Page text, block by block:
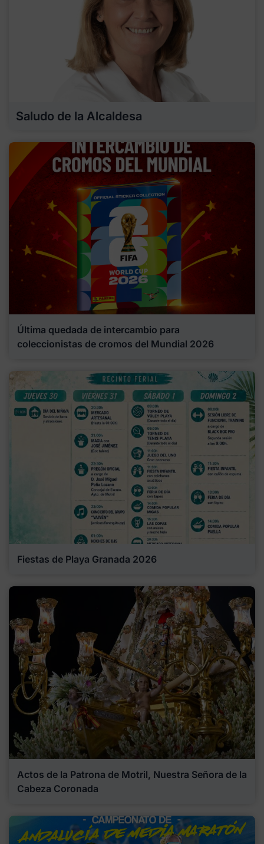
Saludo de la Alcaldesa
Última quedada de intercambio para
coleccionistas de cromos del Mundial 2026
Fiestas de Playa Granada 2026
Actos de la Patrona de Motril, Nuestra Señora de la
Cabeza Coronada